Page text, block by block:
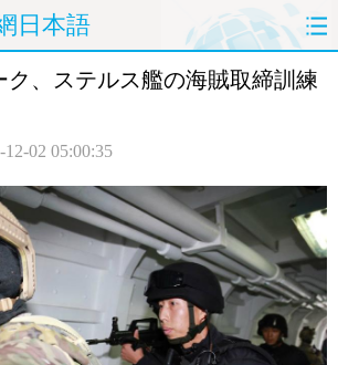
日本語
政治 経済
評論 写真
ク、ステルス艦の海賊取締訓練
12-02 05:00:35